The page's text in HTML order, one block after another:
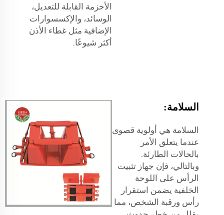
الأحزمة القابلة للتعديل،
الوسائد، والإكسسوارات
الإضافية مثل غطاء الأذن
أكثر شيوعًا.
السلامة:
السلامة هي أولوية قصوى
عندما يتعلق الأمر
بالحالات الطارئة.
وبالتالي، فإن جهاز تثبيت
الرأس على اللوحة
الخلفية يضمن استقرار
رأس ورقبة الشخص، مما